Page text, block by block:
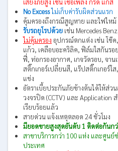
เสี่ยงภัยสูง เช่น เชื้อเพลิง กรด แก๊ส
No Excessไม่เก็บค่ารับผิดส่วนแรก
คุ้มครองถึงกรณีสูญหาย และไฟไหม้
รับรถยุโรปด้วย เช่น Mercedes
ไม่คุ้มครอง อุปกรณ์ตกแต่ง เช่น โช๊
แก้ว, เคลือบอะคริลิค, ฟิล์มใสกันรอ
ฟี่, ท่อกรองอากาศ, เกจวัดรอบ, จาน
สติ๊กเกอร์เปลี่ยนสี, แร๊ปสติ๊กเกอร์ใ
แข่ง
อัตราเบี้ยประกันภัยข้างต้นได้ให้ส่ว
วงจรปิด (CCTV) และ Application
เรียบร้อยแล้ว
สายด่วน แจ้งเหตุตลอด 24 ชั่วโมง
มียอดขายสูงสุดอันดับ 1 ติดต่อกันก
สาขาบริการกว่า 100 แห่ง และศูนย์
ประเทศ